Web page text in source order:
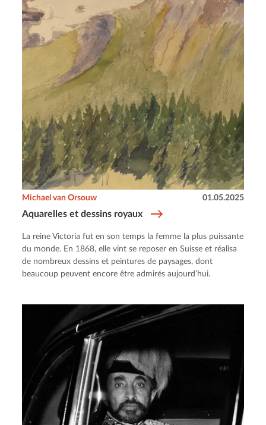
Aquarelles et dessins royaux
Michael van Orsouw 01.05.2025
La reine Victoria fut en son temps la femme la plus puissante
du monde. En 1868, elle vint se reposer en Suisse et réalisa
de nombreux dessins et peintures de paysages, dont
beaucoup peuvent encore être admirés aujourd’hui.